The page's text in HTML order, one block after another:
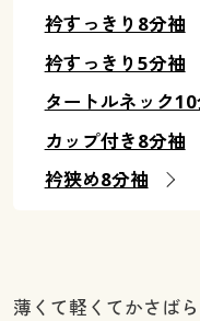
衿すっきり8分袖
衿すっきり5分袖
タートルネック
カップ付き8分袖
衿狭め8分袖
薄くて軽くてかさば